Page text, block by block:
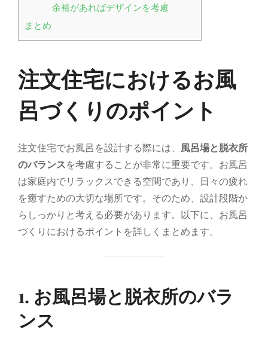
余裕があればデザインを考慮
まとめ
注文住宅におけるお風
呂づくりのポイント
注文住宅でお風呂を設計する際には、 風呂場と脱衣所
のバランスを考慮することが非常に重要です。お風呂
は家庭内でリラックスできる空間であり、日々の疲れ
を癒すための大切な場所です。そのため、設計段階か
らしっかりと考える必要があります。以下に、お風呂
づくりにおけるポイントを詳しくまとめます。
1. お風呂場と脱衣所のバラ
ンス